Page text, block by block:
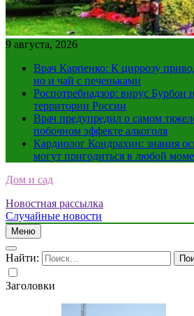
9 августа, 2026
Врач Карпенко: К циррозу
но и чай с печеньками
Роспотребнадзор: вирус Бурбон
территории России
Врач предупредил о самом
побочном эффекте алкоголя
Кардиолог Кондрахин: знания
могут пригодиться в любой
Дом и сад
Новостная рассылка
Случайные новости
Меню
Найти:
Заголовки